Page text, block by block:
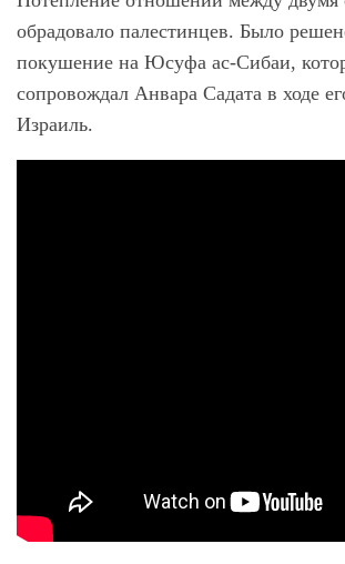
обрадовало палестинцев. Было
покушение на Юсуфа ас-Сибаи,
сопровождал Анвара Садата в ходе
Израиль.